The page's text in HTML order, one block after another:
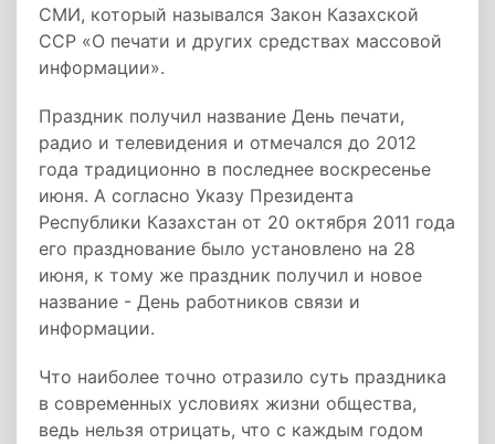
СМИ, который назывался Закон Казахской
ССР «О печати и других средствах массовой
информации».
Праздник получил название День печати,
радио и телевидения и отмечался до 2012
года традиционно в последнее воскресенье
июня. А согласно Указу Президента
Республики Казахстан от 20 октября 2011 года
его празднование было установлено на 28
июня, к тому же праздник получил и новое
название - День работников связи и
информации.
Что наиболее точно отразило суть праздника
в современных условиях жизни общества,
ведь нельзя отрицать, что с каждым годом